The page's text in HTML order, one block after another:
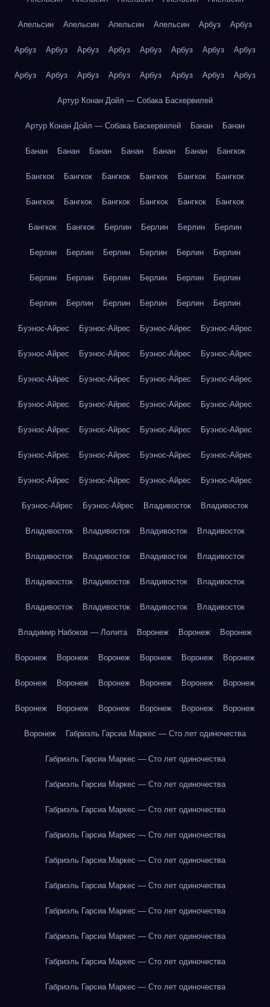
Апельсин Апельсин Апельсин Апельсин Арбуз Арбуз
Арбуз Арбуз Арбуз Арбуз Арбуз Арбуз Арбуз Арбуз
Арбуз Арбуз Арбуз Арбуз Арбуз Арбуз Арбуз Арбуз
Артур Конан Дойл — Собака Баскервилей
Артур Конан Дойл — Собака Баскервилей Банан Банан
Банан Банан Банан Банан Банан Банан Бангкок
Бангкок Бангкок Бангкок Бангкок Бангкок Бангкок
Бангкок Бангкок Бангкок Бангкок Бангкок Бангкок
Бангкок Бангкок Берлин Берлин Берлин Берлин
Берлин Берлин Берлин Берлин Берлин Берлин
Берлин Берлин Берлин Берлин Берлин Берлин
Берлин Берлин Берлин Берлин Берлин Берлин
Буэнос-Айрес Буэнос-Айрес Буэнос-Айрес Буэнос-Айрес
Буэнос-Айрес Буэнос-Айрес Буэнос-Айрес Буэнос-Айрес
Буэнос-Айрес Буэнос-Айрес Буэнос-Айрес Буэнос-Айрес
Буэнос-Айрес Буэнос-Айрес Буэнос-Айрес Буэнос-Айрес
Буэнос-Айрес Буэнос-Айрес Буэнос-Айрес Буэнос-Айрес
Буэнос-Айрес Буэнос-Айрес Буэнос-Айрес Буэнос-Айрес
Буэнос-Айрес Буэнос-Айрес Буэнос-Айрес Буэнос-Айрес
Буэнос-Айрес Буэнос-Айрес Владивосток Владивосток
Владивосток Владивосток Владивосток Владивосток
Владивосток Владивосток Владивосток Владивосток
Владивосток Владивосток Владивосток Владивосток
Владивосток Владивосток Владивосток Владивосток
Владимир Набоков — Лолита Воронеж Воронеж Воронеж
Воронеж Воронеж Воронеж Воронеж Воронеж Воронеж
Воронеж Воронеж Воронеж Воронеж Воронеж Воронеж
Воронеж Воронеж Воронеж Воронеж Воронеж Воронеж
Воронеж Габриэль Гарсиа Маркес — Сто лет одиночества
Габриэль Гарсиа Маркес — Сто лет одиночества
Габриэль Гарсиа Маркес — Сто лет одиночества
Габриэль Гарсиа Маркес — Сто лет одиночества
Габриэль Гарсиа Маркес — Сто лет одиночества
Габриэль Гарсиа Маркес — Сто лет одиночества
Габриэль Гарсиа Маркес — Сто лет одиночества
Габриэль Гарсиа Маркес — Сто лет одиночества
Габриэль Гарсиа Маркес — Сто лет одиночества
Габриэль Гарсиа Маркес — Сто лет одиночества
Габриэль Гарсиа Маркес — Сто лет одиночества